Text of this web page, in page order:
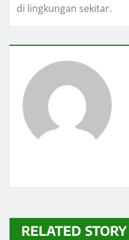
di lingkungan sekitar.
RELATED STORY